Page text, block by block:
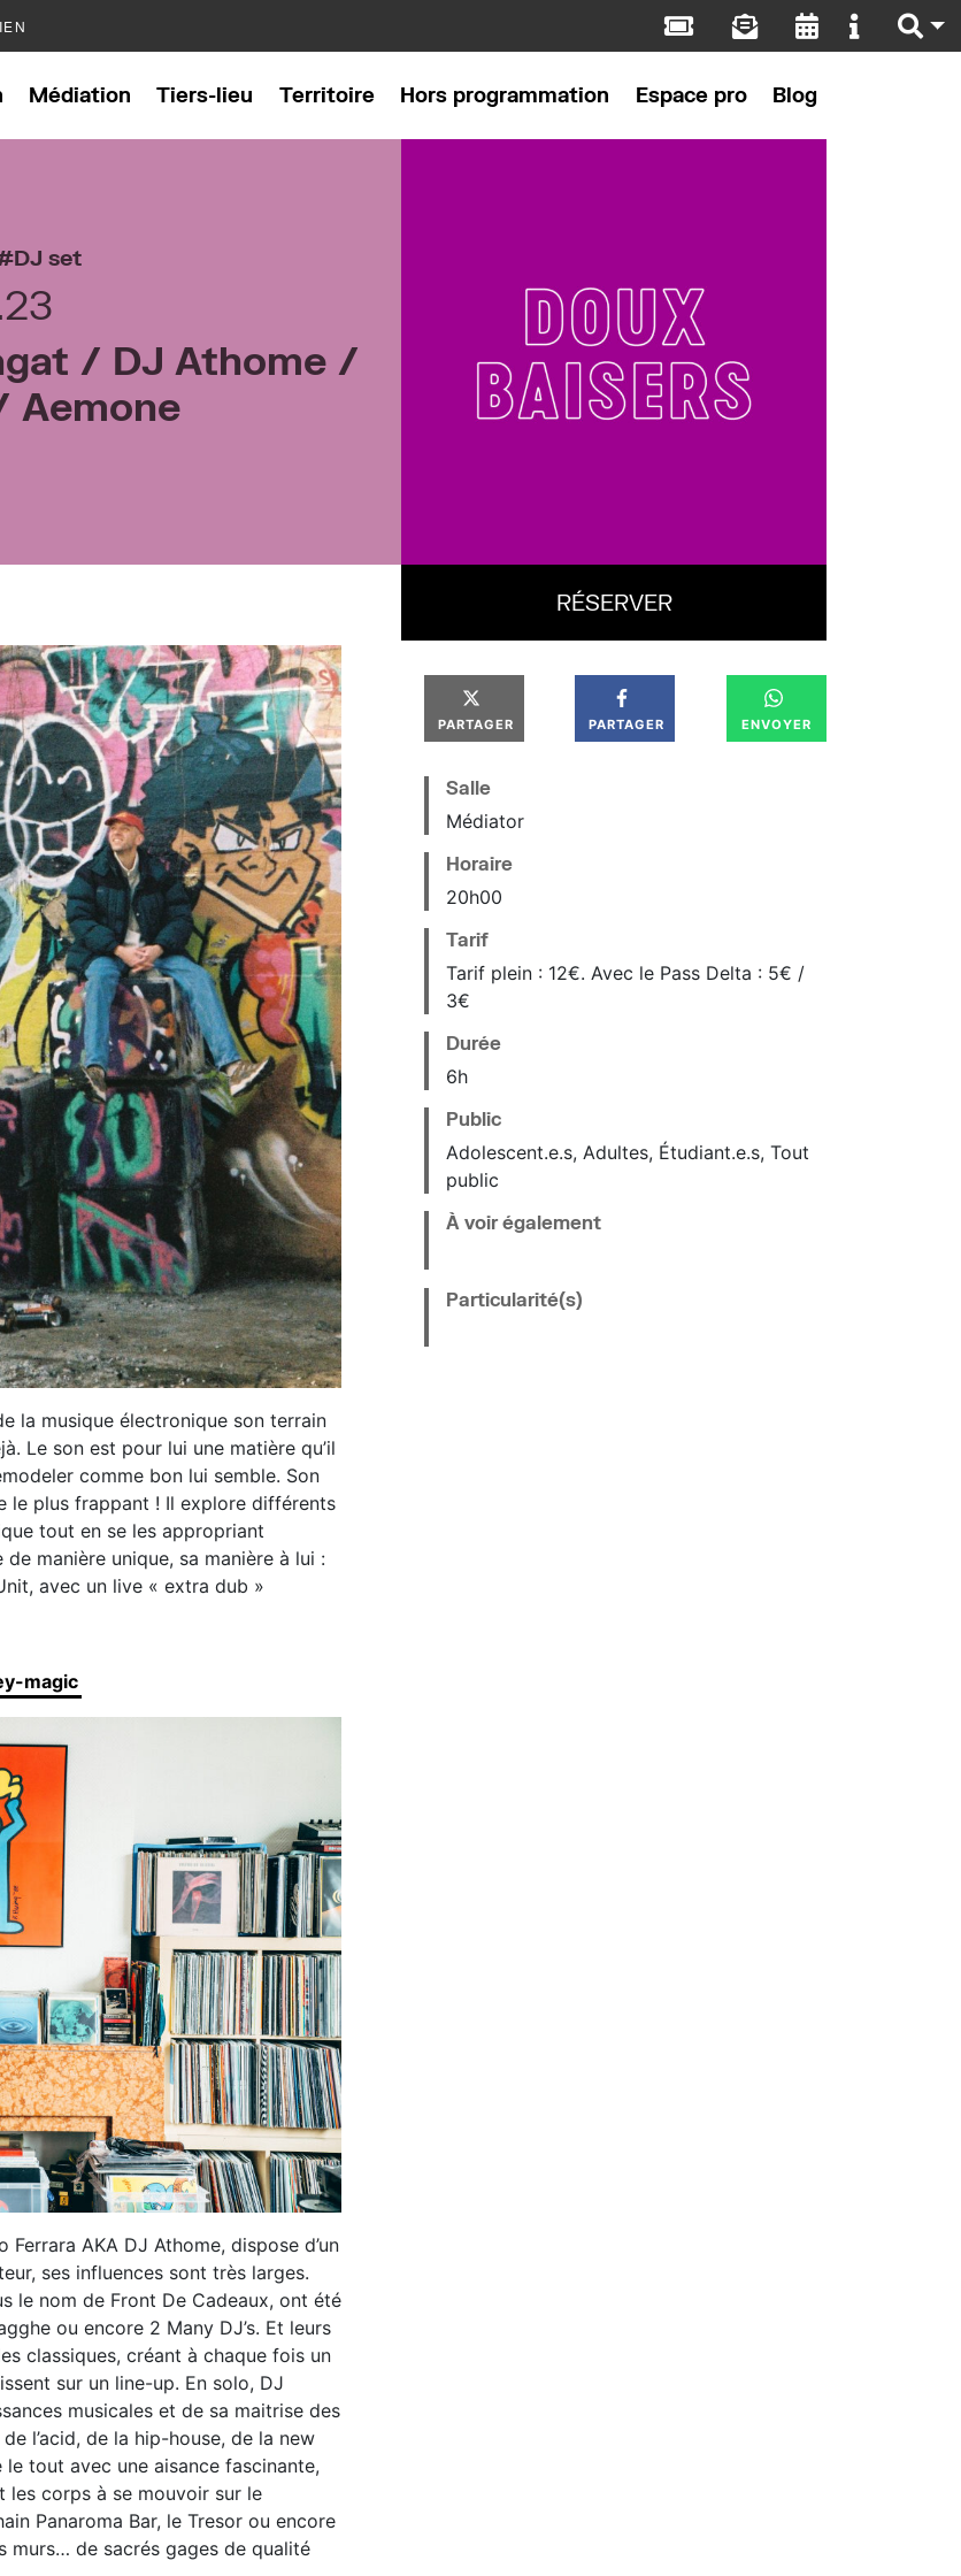
Médiation Tiers-lieu Territoire Hors programmation Espace pro Blog
DJ set
/ DJ Athome /
Aemone
la musique électronique son terrain
Le son est pour lui une matière qu’il
comme bon lui semble. Son
le plus frappant ! Il explore différents
tout en se les appropriant
manière unique, sa manière à lui :
avec un live « extra dub »
magic
AKA DJ Athome, dispose d’un
ses influences sont très larges.
le nom de Front De Cadeaux, ont été
ou encore 2 Many DJ’s. Et leurs
classiques, créant à chaque fois un
sur un line-up. En solo, DJ
musicales et de sa maitrise des
l’acid, de la hip-house, de la new
tout avec une aisance fascinante,
les corps à se mouvoir sur le
Panaroma Bar, le Tresor ou encore
murs… de sacrés gages de qualité
RÉSERVER
PARTAGER PARTAGER ENVOYER
Salle
Médiator
Horaire
20h00
Tarif
Tarif plein : 12€. Avec le Pass Delta : 5€ /
3€
Durée
6h
Public
Adolescent.e.s, Adultes, Étudiant.e.s, Tout
public
À voir également
Particularité(s)